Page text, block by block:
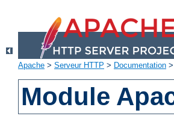
Apache > Serveur HTTP > Documentation >
Module